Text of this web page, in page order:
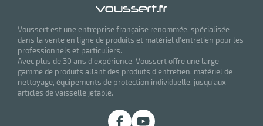
Voussert est une entreprise française renommée, spécialisée
dans la vente en ligne de produits et matériel d'entretien pour les
professionnels et particuliers.
Avec plus de 30 ans d'expérience, Voussert offre une large
gamme de produits allant des produits d'entretien, matériel de
nettoyage, équipements de protection individuelle, jusqu'aux
articles de vaisselle jetable.